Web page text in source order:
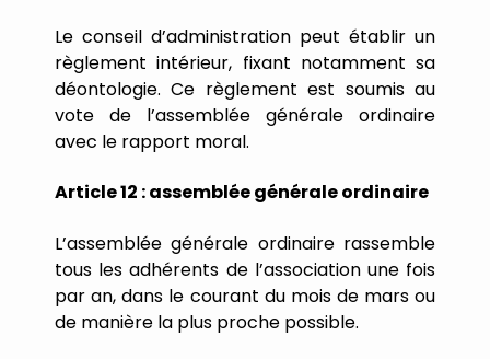
Le conseil d’administration peut établir un
règlement intérieur, fixant notamment sa
déontologie. Ce règlement est soumis au
vote
de l’assemblée générale
ordinaire
avec le rapport moral.
Article12 :assembléegénéraleordinaire
L’assemblée générale ordinaire rassemble
tous les adhérents de l’association une fois
par an, dans le courant du mois de mars ou
de manière la plus proche possible.